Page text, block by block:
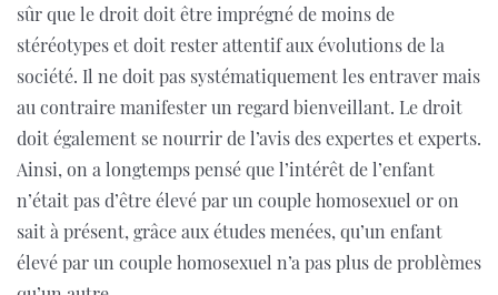
sûr que le droit doit être imprégné de moins de
stéréotypes et doit rester attentif aux évolutions de la
société. Il ne doit pas systématiquement les entraver mais
au contraire manifester un regard bienveillant. Le droit
doit également se nourrir de l’avis des expertes et experts.
Ainsi, on a longtemps pensé que l’intérêt de l’enfant
n’était pas d’être élevé par un couple homosexuel or on
sait à présent, grâce aux études menées, qu’un enfant
élevé par un couple homosexuel n’a pas plus de problèmes